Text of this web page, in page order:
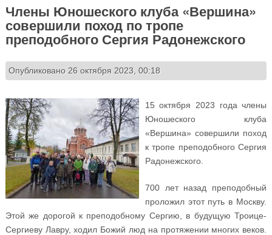
Члены Юношеского клуба «Вершина»
совершили поход по тропе
преподобного Сергия Радонежского
Опубликовано 26 октября 2023, 00:18
15 октября 2023 года члены
Юношеского клуба
«Вершина» совершили поход
к тропе преподобного Сергия
Радонежского.
700 лет назад преподобный
проложил этот путь в Москву.
Этой же дорогой к преподобному Сергию, в будущую Троице-
Сергиеву Лавру, ходил Божий люд на протяжении многих веков.